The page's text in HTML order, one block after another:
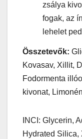
zsálya
fogak, az
lehelet
Összetevők:
Kovasav, Xillit,
Fodormenta
kivonat,
INCI: Glycerin,
Hydrated